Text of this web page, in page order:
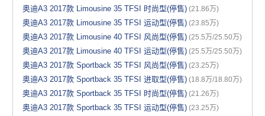
奥迪A3 2017款 Limousine 35 TFSI 时尚型(停售) (21.86万)
奥迪A3 2017款 Limousine 35 TFSI 运动型(停售) (23.85万)
奥迪A3 2017款 Limousine 40 TFSI 风尚型(停售) (25.5万/25.50万)
奥迪A3 2017款 Limousine 40 TFSI 运动型(停售) (25.5万/25.50万)
奥迪A3 2017款 Sportback 35 TFSI 风尚型(停售) (23.25万)
奥迪A3 2017款 Sportback 35 TFSI 进取型(停售) (18.8万/18.80万)
奥迪A3 2017款 Sportback 35 TFSI 时尚型(停售) (21.26万)
奥迪A3 2017款 Sportback 35 TFSI 运动型(停售) (23.25万)